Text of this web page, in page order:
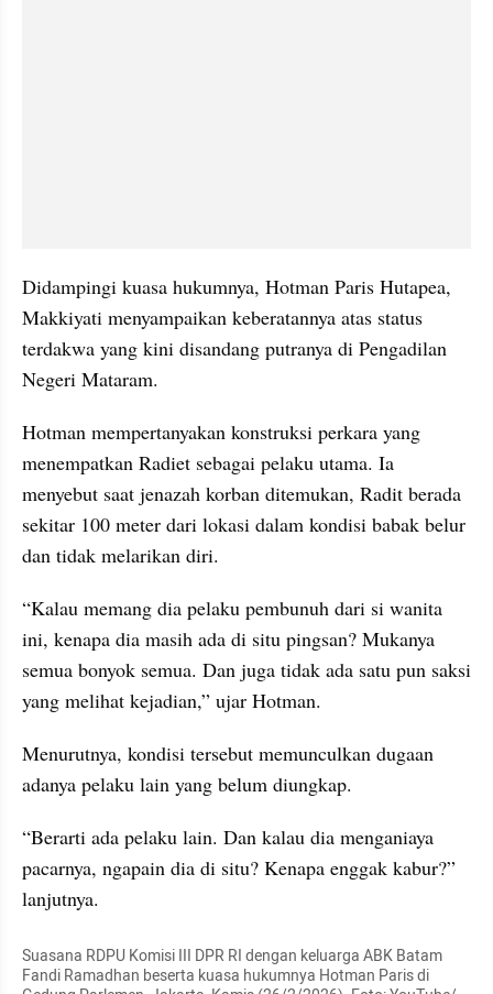
Didampingi kuasa hukumnya, Hotman Paris Hutapea,
Makkiyati menyampaikan keberatannya atas status
terdakwa yang kini disandang putranya di Pengadilan
Negeri Mataram.
Hotman mempertanyakan konstruksi perkara yang
menempatkan Radiet sebagai pelaku utama. Ia
menyebut saat jenazah korban ditemukan, Radit berada
sekitar 100 meter dari lokasi dalam kondisi babak belur
dan tidak melarikan diri.
“Kalau memang dia pelaku pembunuh dari si wanita
ini, kenapa dia masih ada di situ pingsan? Mukanya
semua bonyok semua. Dan juga tidak ada satu pun saksi
yang melihat kejadian,” ujar Hotman.
Menurutnya, kondisi tersebut memunculkan dugaan
adanya pelaku lain yang belum diungkap.
“Berarti ada pelaku lain. Dan kalau dia menganiaya
pacarnya, ngapain dia di situ? Kenapa enggak kabur?”
lanjutnya.
Suasana RDPU Komisi III DPR RI dengan keluarga ABK Batam
Fandi Ramadhan beserta kuasa hukumnya Hotman Paris di